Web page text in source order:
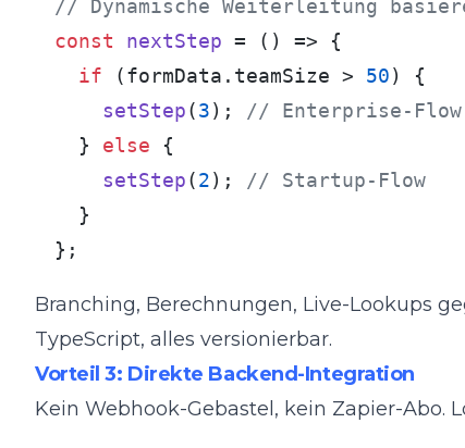
// Dynamische Weiterleitung
const
nextStep = ( ) => {
if (formData. teamSize > 50) {
setStep(3); // Enterprise-Flow
  }
else {
setStep(2); // Startup-Flow
  }
};
Branching, Berechnungen, Live-Lookups
TypeScript, alles versionierbar.
Vorteil 3: Direkte Backend-Integration
Kein Webhook-Gebastel, kein Zapier-Abo.